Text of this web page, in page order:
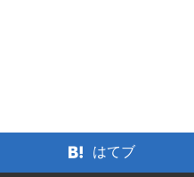
はてブ